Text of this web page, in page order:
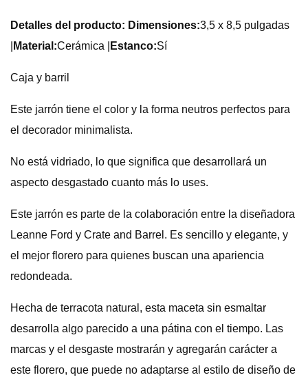
Detalles del producto: Dimensiones:3,5 x 8,5 pulgadas
Material:Cerámica | Estanco:Sí
Caja y barril
Este jarrón tiene el color y la forma neutros perfectos para
el decorador minimalista.
No está vidriado, lo que significa que desarrollará un
aspecto desgastado cuanto más lo uses.
Este jarrón es parte de la colaboración entre la diseñadora
Leanne Ford y Crate and Barrel. Es sencillo y elegante, y
el mejor florero para quienes buscan una apariencia
redondeada.
Hecha de terracota natural, esta maceta sin esmaltar
desarrolla algo parecido a una pátina con el tiempo. Las
marcas y el desgaste mostrarán y agregarán carácter a
este florero, que puede no adaptarse al estilo de diseño de